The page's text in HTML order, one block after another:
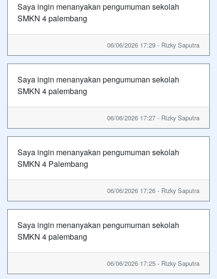
Saya ingin menanyakan pengumuman sekolah
SMKN 4 palembang
06/06/2026 17:29 - Rizky Saputra
Saya ingin menanyakan pengumuman sekolah
SMKN 4 palembang
06/06/2026 17:27 - Rizky Saputra
Saya ingin menanyakan pengumuman sekolah
SMKN 4 Palembang
06/06/2026 17:26 - Rizky Saputra
Saya ingin menanyakan pengumuman sekolah
SMKN 4 palembang
06/06/2026 17:25 - Rizky Saputra